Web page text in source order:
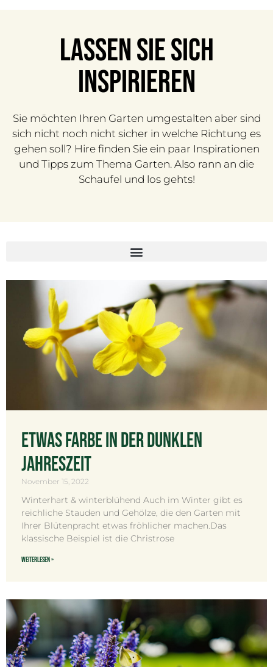
lassen sie sich
inspirieren
Sie möchten Ihren Garten umgestalten aber sind
sich nicht noch nicht sicher in welche Richtung es
gehen soll? Hire finden Sie ein paar Inspirationen
und Tipps zum Thema Garten. Also rann an die
Schaufel und los gehts!
Etwas Farbe in der dunklen
Jahreszeit
November 15, 2022
Winterhart & winterblühend Auch im Winter gibt es
reichliche Stauden und Gehölze, die den Garten mit
Ihrer Blütenpracht etwas fröhlicher machen.Das
klassische Beispiel ist die Christrose
Weiterlesen »